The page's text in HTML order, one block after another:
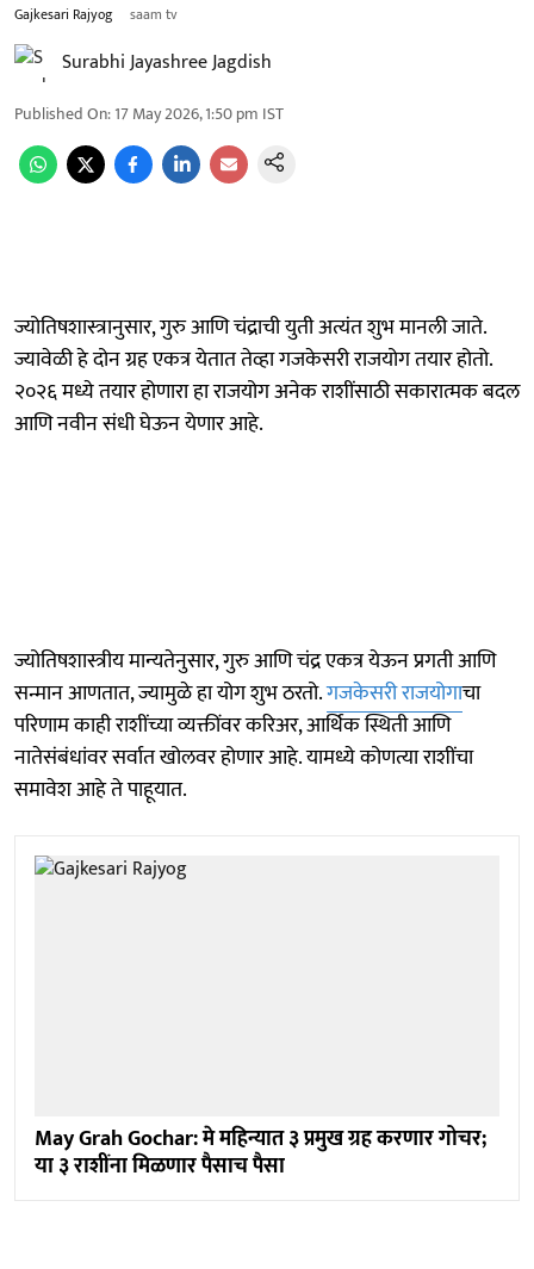
Gajkesari Rajyog saam tv
Surabhi Jayashree Jagdish
Published On:17 May 2026, 1:50 pm IST
ज्योतिषशास्त्रानुसार, गुरु आणि चंद्राची युती अत्यंत शुभ मानली जाते.
ज्यावेळी हे दोन ग्रह एकत्र येतात तेव्हा गजकेसरी राजयोग तयार होतो.
२०२६ मध्ये तयार होणारा हा राजयोग अनेक राशींसाठी सकारात्मक बदल
आणि नवीन संधी घेऊन येणार आहे.
ज्योतिषशास्त्रीय मान्यतेनुसार, गुरु आणि चंद्र एकत्र येऊन प्रगती आणि
सन्मान आणतात, ज्यामुळे हा योग शुभ ठरतो.गजकेसरी राजयोगाचा
परिणाम काही राशींच्या व्यक्तींवर करिअर, आर्थिक स्थिती आणि
नातेसंबंधांवर सर्वात खोलवर होणार आहे. यामध्ये कोणत्या राशींचा
समावेश आहे ते पाहूयात.
May Grah Gochar: मे महिन्यात ३ प्रमुख ग्रह करणार गोचर;
या ३ राशींना मिळणार पैसाच पैसा